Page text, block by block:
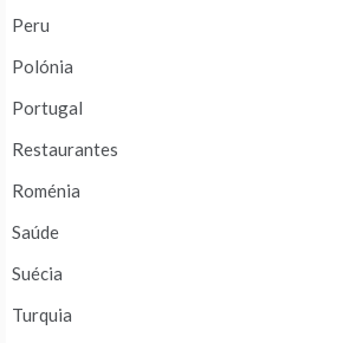
Peru
Polónia
Portugal
Restaurantes
Roménia
Saúde
Suécia
Turquia